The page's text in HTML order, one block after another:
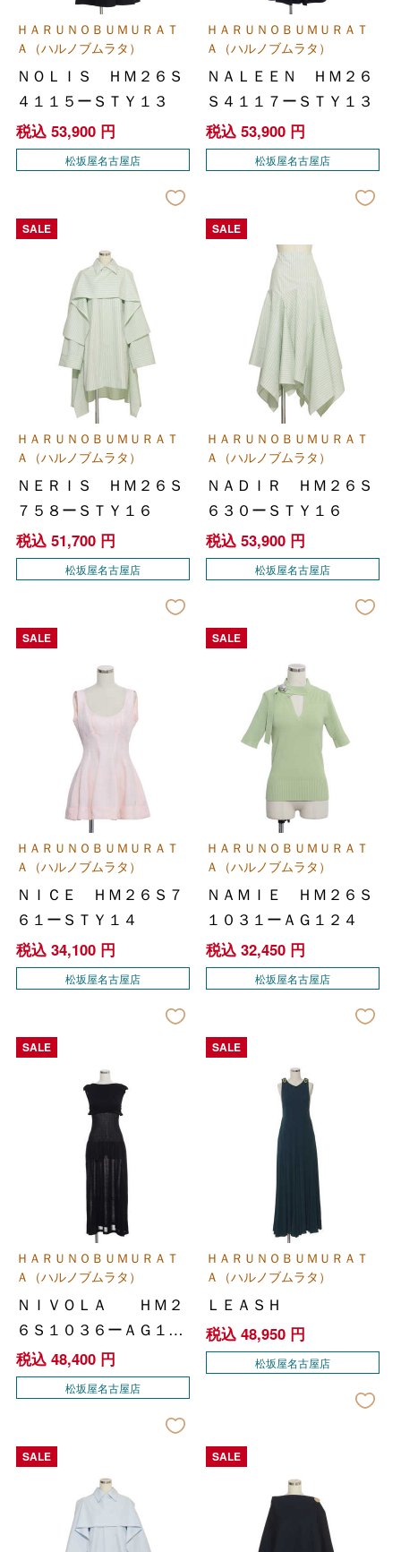
ＨＡＲＵＮＯＢＵＭＵＲＡＴ
Ａ（ハルノブムラタ）
ＮＯＬＩＳ ＨＭ２６Ｓ
４１１５ーＳＴＹ１３
税込 53,900円
松坂屋名古屋店
ＨＡＲＵＮＯＢＵＭＵＲＡＴ
Ａ（ハルノブムラタ）
ＮＡＬＥＥＮ ＨＭ２６
Ｓ４１１７ーＳＴＹ１３
税込 53,900円
松坂屋名古屋店
SALE
ＨＡＲＵＮＯＢＵＭＵＲＡＴ
Ａ（ハルノブムラタ）
ＮＥＲＩＳ ＨＭ２６Ｓ
７５８ーＳＴＹ１６
税込 51,700円
松坂屋名古屋店
SALE
ＨＡＲＵＮＯＢＵＭＵＲＡＴ
Ａ（ハルノブムラタ）
ＮＡＤＩＲ ＨＭ２６Ｓ
６３０ーＳＴＹ１６
税込 53,900円
松坂屋名古屋店
SALE
ＨＡＲＵＮＯＢＵＭＵＲＡＴ
Ａ（ハルノブムラタ）
ＮＩＣＥ ＨＭ２６Ｓ７
６１ーＳＴＹ１４
税込 34,100円
松坂屋名古屋店
SALE
ＨＡＲＵＮＯＢＵＭＵＲＡＴ
Ａ（ハルノブムラタ）
ＮＡＭＩＥ ＨＭ２６Ｓ
１０３１ーＡＧ１２４
税込 32,450円
松坂屋名古屋店
SALE
ＨＡＲＵＮＯＢＵＭＵＲＡＴ
Ａ（ハルノブムラタ）
ＮＩＶＯＬＡ ＨＭ２
６Ｓ１０３６ーＡＧ１２
２
税込 48,400円
松坂屋名古屋店
SALE
ＨＡＲＵＮＯＢＵＭＵＲＡＴ
Ａ（ハルノブムラタ）
ＬＥＡＳＨ
税込 48,950円
松坂屋名古屋店
SALE SALE